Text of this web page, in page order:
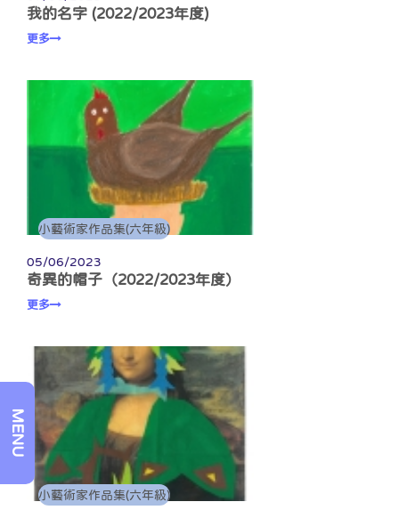
MENU
我的名字 (2022/2023年度)
更多
小藝術家作品集(六年級)
05/06/2023
奇異的帽子（2022/2023年度）
更多
小藝術家作品集(六年級)